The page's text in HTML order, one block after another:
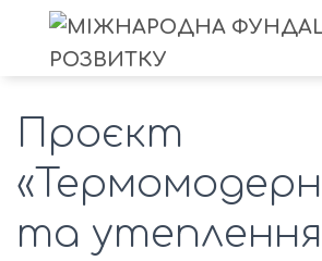
Проєкт
та утеплення